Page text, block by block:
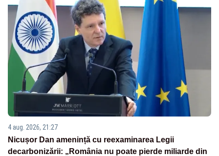
4 aug. 2026, 21:27
Nicușor Dan amenință cu reexaminarea Legii
decarbonizării: „România nu poate pierde miliarde din